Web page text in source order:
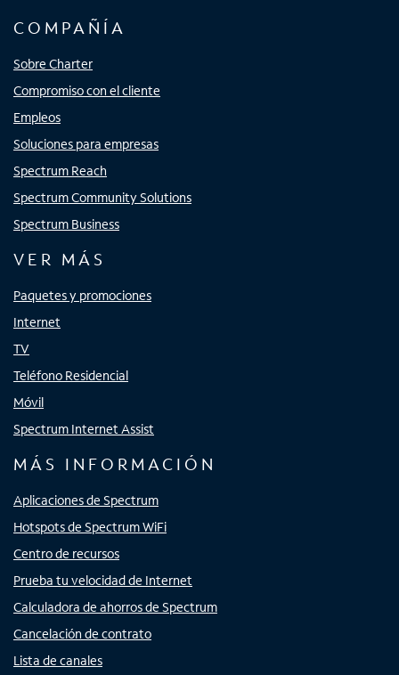
COMPAÑÍA
Sobre Charter
Compromiso con el cliente
Empleos
Soluciones para empresas
Spectrum Reach
Spectrum Community Solutions
Spectrum Business
VER MÁS
Paquetes y promociones
Internet
TV
Teléfono Residencial
Móvil
Spectrum Internet Assist
MÁS INFORMACIÓN
Aplicaciones de Spectrum
Hotspots de Spectrum WiFi
Centro de recursos
Prueba tu velocidad de Internet
Calculadora de ahorros de Spectrum
Cancelación de contrato
Lista de canales